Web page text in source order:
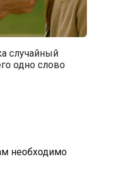
случайный
одно слово
необходимо